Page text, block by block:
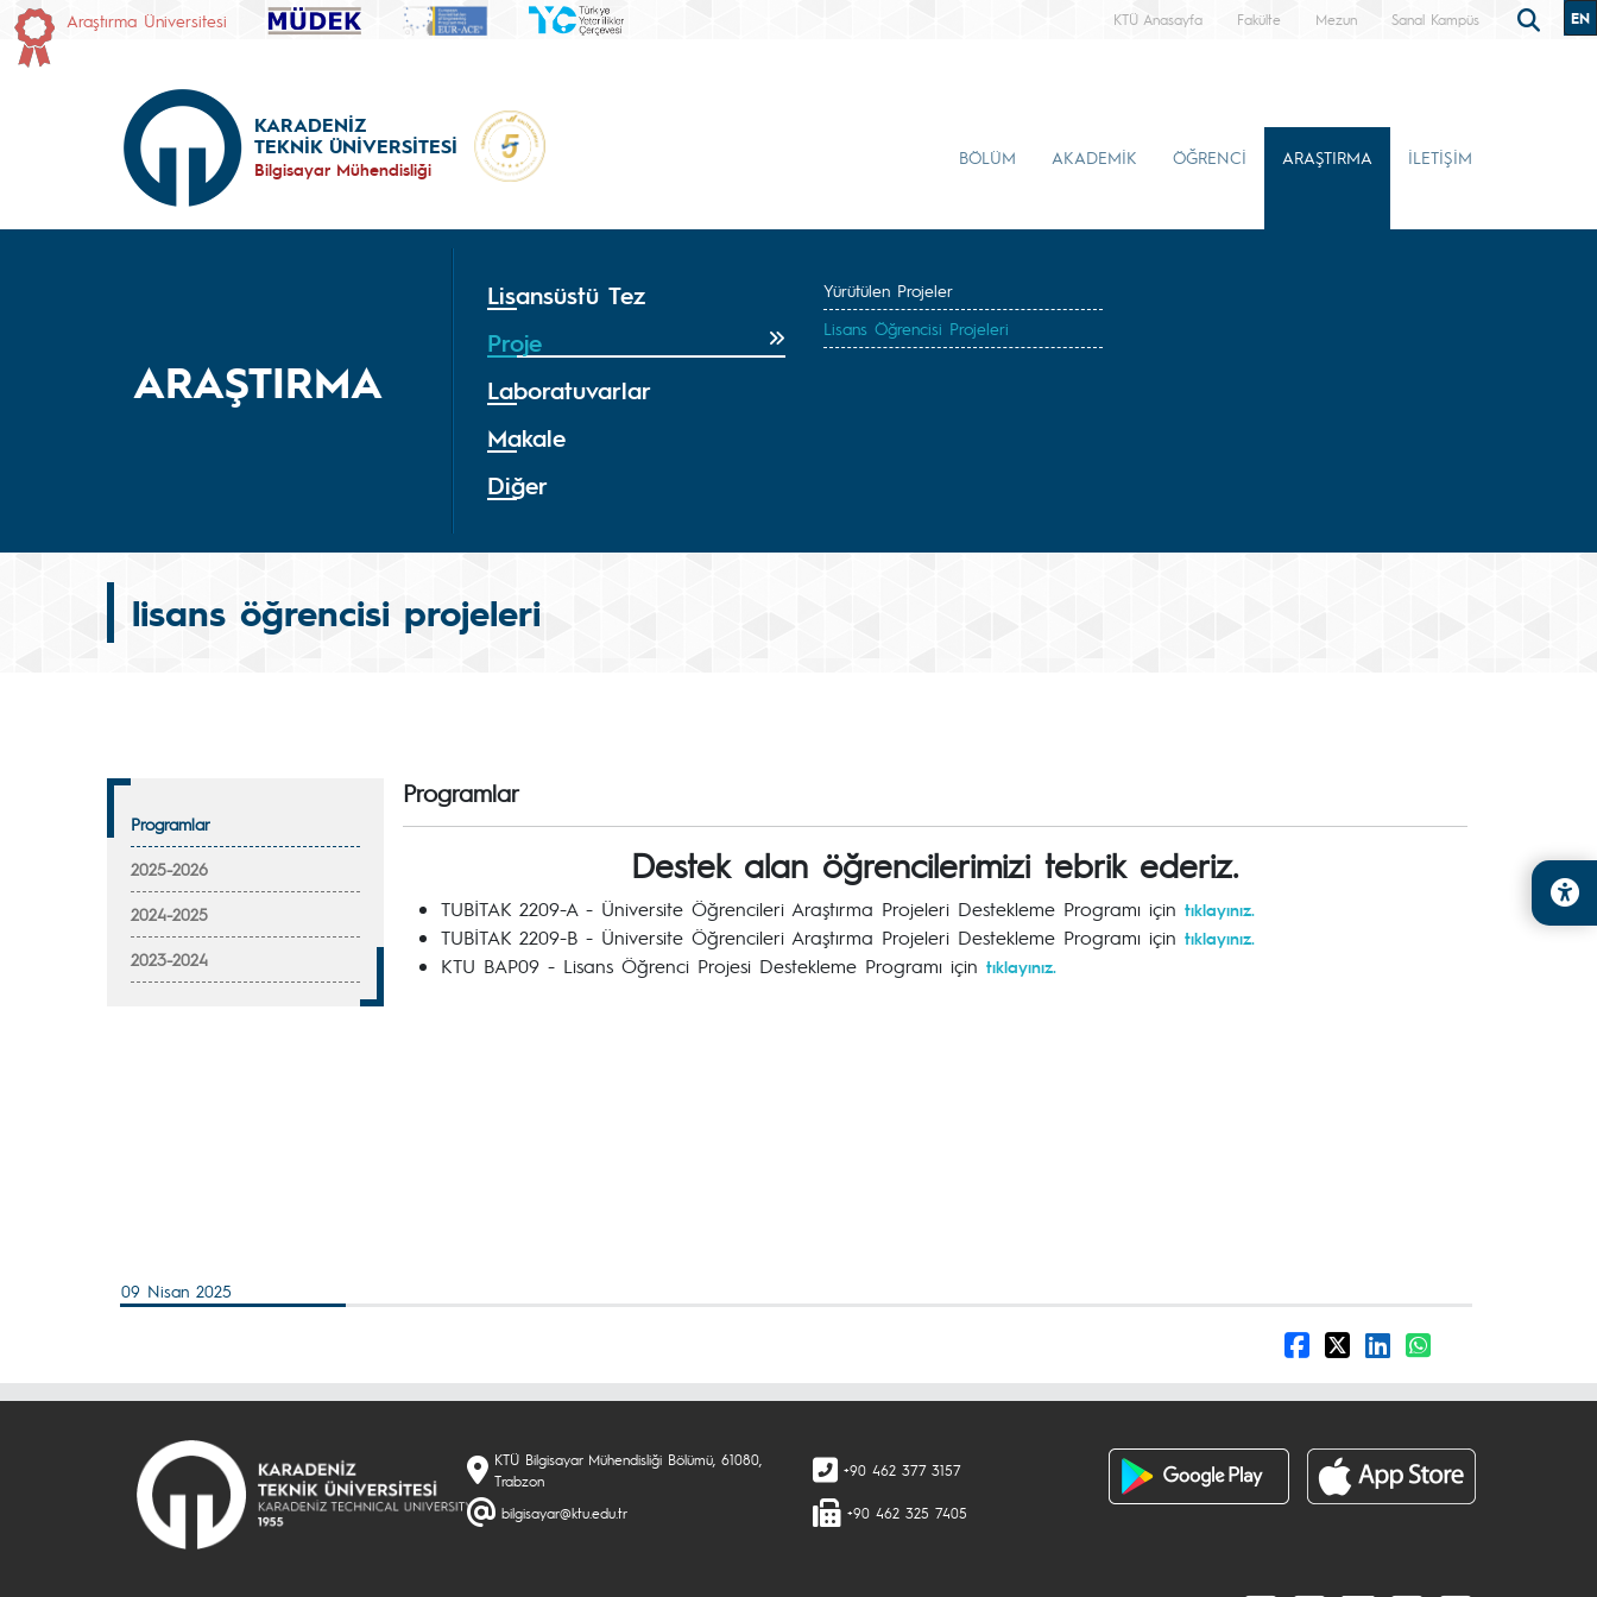
Araştırma Üniversitesi KTÜ Anasayfa Fakülte Mezun Sanal Kampüs EN
KARADENİZ
TEKNİK ÜNİVERSİTESİ
Bilgisayar Mühendisliği
BÖLÜM AKADEMİK ÖĞRENCİ ARAŞTIRMA İLETİŞİM
ARAŞTIRMA
Lisansüstü Tez
Proje
Laboratuvarlar
Makale
Diğer
Yürütülen Projeler
Lisans Öğrencisi Projeleri
lisans öğrencisi projeleri
Programlar
2025-2026
2024-2025
2023-2024
Programlar
Destek alan öğrencilerimizi tebrik ederiz.
TUBİTAK 2209-A - Üniversite Öğrencileri Araştırma Projeleri Destekleme Programı için tıklayınız.
TUBİTAK 2209-B - Üniversite Öğrencileri Araştırma Projeleri Destekleme Programı için tıklayınız.
KTU BAP09 - Lisans Öğrenci Projesi Destekleme Programı için tıklayınız.
09 Nisan 2025
KTÜ Bilgisayar Mühendisliği Bölümü, 61080,
Trabzon
bilgisayar@ktu.edu.tr
+90 462 377 3157
+90 462 325 7405